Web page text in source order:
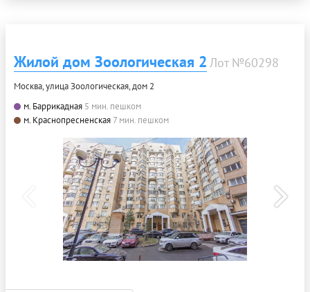
Жилой дом Зоологическая 2 Лот №60298
Москва, улица Зоологическая, дом 2
м. Баррикадная 5 мин. пешком
м. Краснопресненская 7 мин. пешком